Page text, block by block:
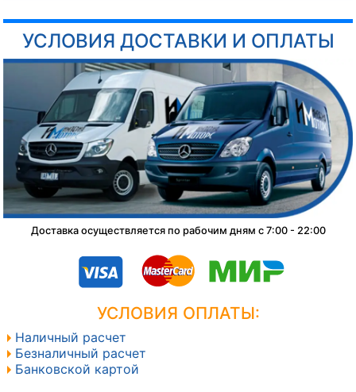
УСЛОВИЯ ДОСТАВКИ И ОПЛАТЫ
Доставка осуществляется по рабочим дням с 7:00 - 22:00
УСЛОВИЯ ОПЛАТЫ:
Наличный расчет
Безналичный расчет
Банковской картой